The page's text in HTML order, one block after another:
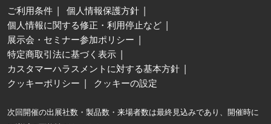
ご利用条件
個人情報保護方針
個人情報に関する修正・利用停止など
展示会・セミナー参加ポリシー
特定商取引法に基づく表示
カスタマーハラスメントに対する基本方針
クッキーポリシー
クッキーの設定
次回開催の出展社数・製品数・来場者数は最終見込みであり、開催時に